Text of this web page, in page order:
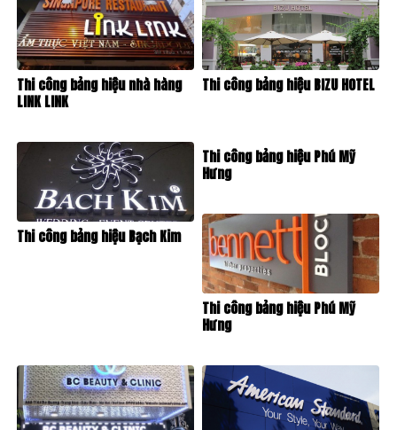
Thi công bảng hiệu nhà hàng
LINK LINK
Thi công bảng hiệu BIZU HOTEL
Thi công bảng hiệu Bạch Kim
Thi công bảng hiệu Phú Mỹ
Hưng
Thi công bảng hiệu Phú Mỹ
Hưng